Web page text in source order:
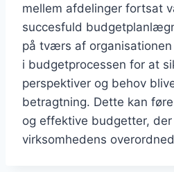
mellem afdelinger fortsat
succesfuld
på tværs af
i budgetprocessen for at
perspektiver og behov
betragtning. Dette kan
og effektive budgetter,
virksomhedens